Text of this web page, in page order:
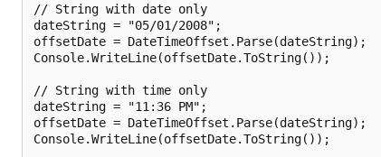
// String with date only
dateString = "05/01/2008";
offsetDate = DateTimeOffset.Parse(dateString);
Console.WriteLine(offsetDate.ToString());
// String with time only
dateString = "11:36 PM";
offsetDate = DateTimeOffset.Parse(dateString);
Console.WriteLine(offsetDate.ToString());